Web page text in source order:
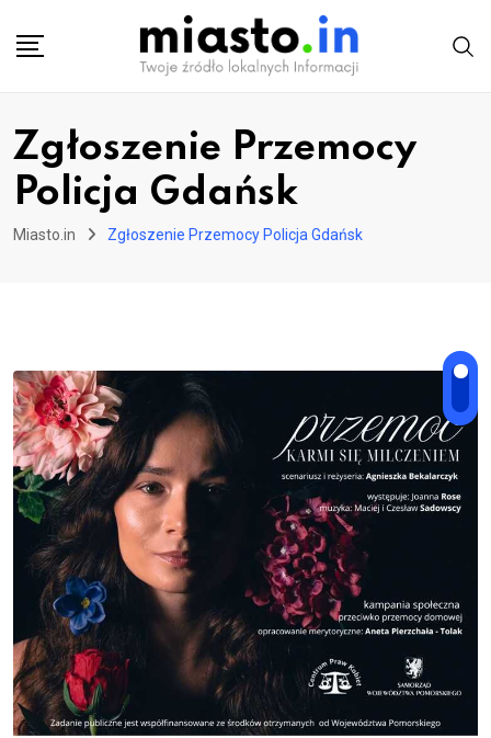
Zgłoszenie Przemocy
Policja Gdańsk
Miasto.in Zgłoszenie Przemocy Policja Gdańsk